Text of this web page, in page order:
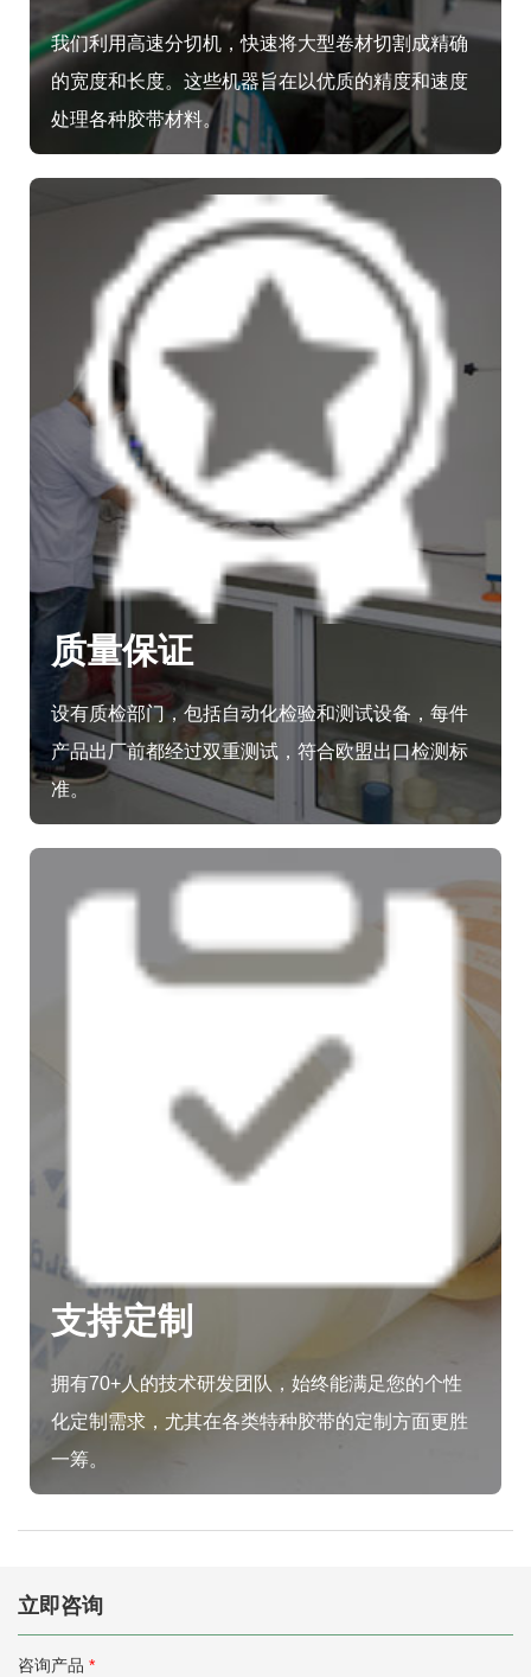
我们利用高速分切机，快速将大型卷材切割成精确
的宽度和长度。这些机器旨在以优质的精度和速度
处理各种胶带材料。
质量保证
设有质检部门，包括自动化检验和测试设备，每件
产品出厂前都经过双重测试，符合欧盟出口检测标
准。
支持定制
拥有70+人的技术研发团队，始终能满足您的个性
化定制需求，尤其在各类特种胶带的定制方面更胜
一筹。
立即咨询
咨询产品 *